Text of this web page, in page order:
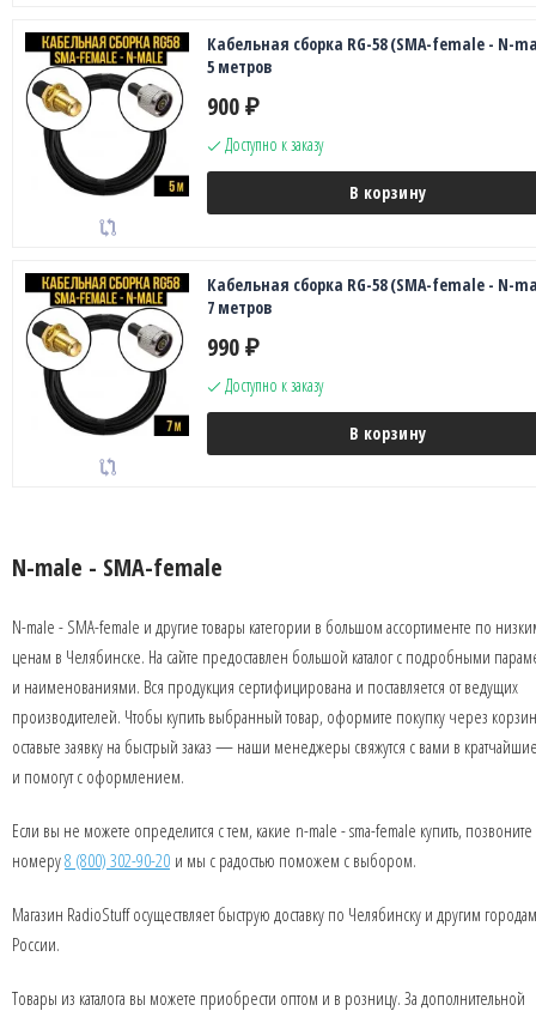
Кабельная сборка RG-58 (SMA-female - N-
5 метров
900 ₽
Доступно к заказу
В корзину
Кабельная сборка RG-58 (SMA-female - N-
7 метров
990 ₽
Доступно к заказу
В корзину
N-male - SMA-female
N-male - SMA-female и другие товары категории в большом ассортименте по
ценам в Челябинске. На сайте предоставлен большой каталог с подробными
и наименованиями. Вся продукция сертифицирована и поставляется от ведущих
производителей. Чтобы купить выбранный товар, оформите покупку через
оставьте заявку на быстрый заказ — наши менеджеры свяжутся с вами в
и помогут с оформлением.
Если вы не можете определится с тем, какие n-male - sma-female купить,
номеру8 (800) 302-90-20 и мы с радостью поможем с выбором.
Магазин RadioStuff осуществляет быструю доставку по Челябинску и другим городам
России.
Товары из каталога вы можете приобрести оптом и в розницу. За дополнительной